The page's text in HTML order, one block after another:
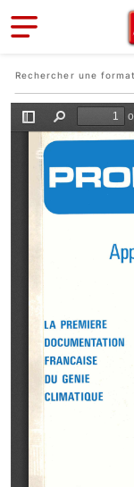
Aller au contenu